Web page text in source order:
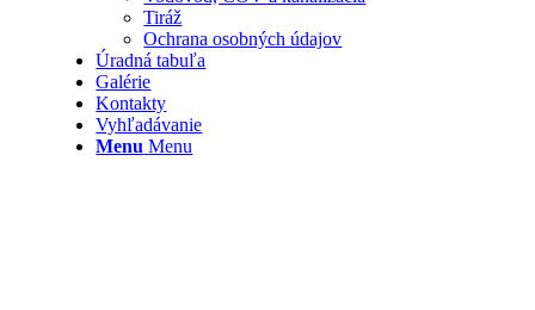
Tiráž
Ochrana osobných údajov
Úradná tabuľa
Galérie
Kontakty
Vyhľadávanie
Menu Menu